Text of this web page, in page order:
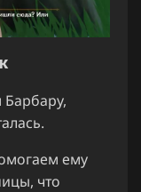
ему
что